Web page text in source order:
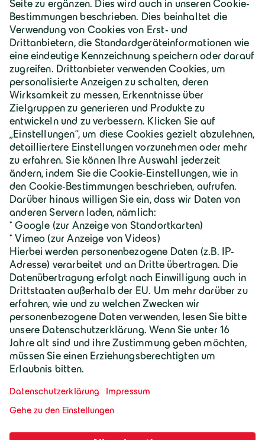
Deutschland | Deutsch
Geiger Gruppe
Über Geiger
Karriere
Geiger Gruppe
Wilhelm-Geiger-Straße 1
87561 Oberstdorf
+49 8322 18 0
info@geigergruppe.de
Darf ich mich vorstellen, ich bin der
Fragen und Anliegen.